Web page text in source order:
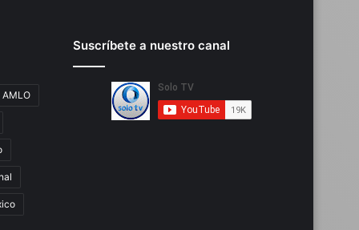
AMLO
Suscríbete a nuestro canal